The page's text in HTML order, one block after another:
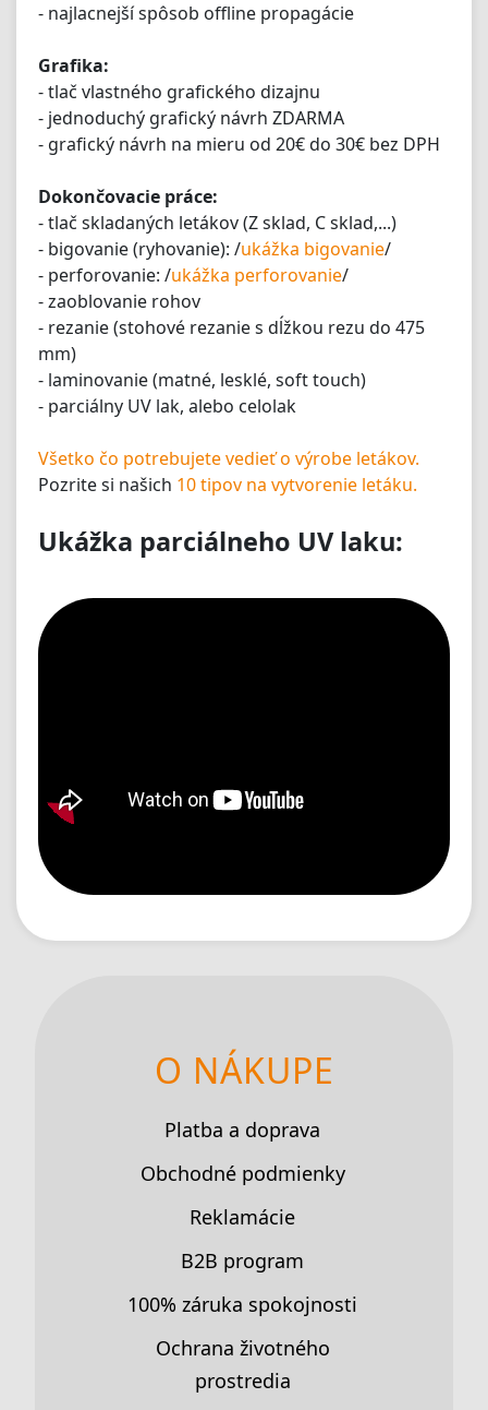
- najlacnejší spôsob offline propagácie
Grafika:
- tlač vlastného grafického dizajnu
- jednoduchý grafický návrh ZDARMA
- grafický návrh na mieru od 20€ do 30€ bez DPH
Dokončovacie práce:
- tlač skladaných letákov (Z sklad, C sklad,...)
- bigovanie (ryhovanie): /ukážka bigovanie/
- perforovanie: /ukážka perforovanie/
- zaoblovanie rohov
- rezanie (stohové rezanie s dĺžkou rezu do 475
mm)
- laminovanie (matné, lesklé, soft touch)
- parciálny UV lak, alebo celolak
Všetko čo potrebujete vedieť o výrobe letákov.
Pozrite si našich 10 tipov na vytvorenie letáku.
Ukážka parciálneho UV laku:
O NÁKUPE
Platba a doprava
Obchodné podmienky
Reklamácie
B2B program
100% záruka spokojnosti
Ochrana životného
prostredia